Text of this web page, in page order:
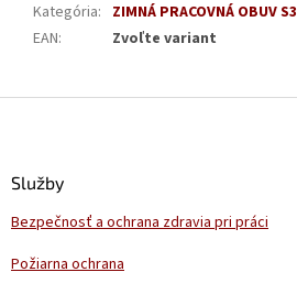
Kategória: ZIMNÁ PRACOVNÁ OBUV S3
EAN: Zvoľte variant
Služby
Bezpečnosť a ochrana zdravia pri práci
Požiarna ochrana